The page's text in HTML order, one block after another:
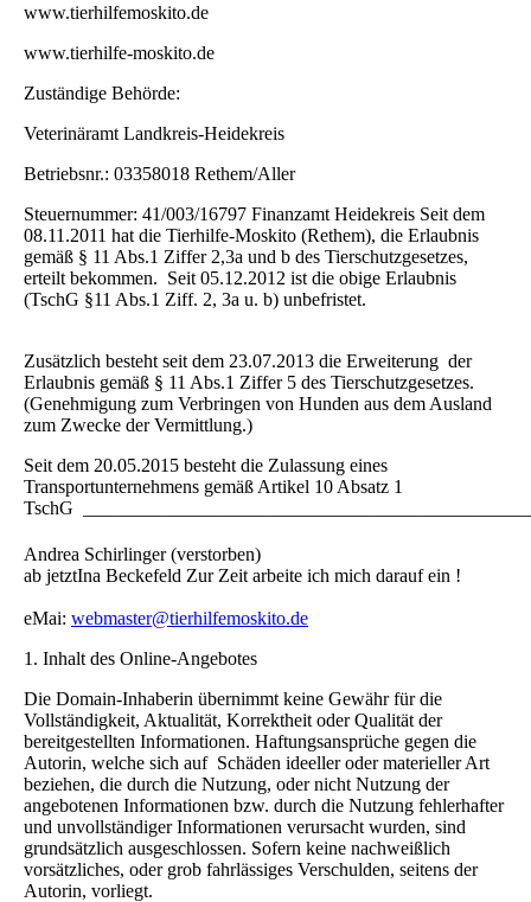
www.tierhilfemoskito.de
www.tierhilfe-moskito.de
Zuständige Behörde:
Veterinäramt Landkreis-Heidekreis
Betriebsnr.: 03358018 Rethem/Aller
Steuernummer: 41/003/16797 Finanzamt Heidekreis Seit dem
08.11.2011 hat die Tierhilfe-Moskito (Rethem), die Erlaubnis
gemäß § 11 Abs.1 Ziffer 2,3a und b des Tierschutzgesetzes,
erteilt bekommen. Seit 05.12.2012 ist die obige Erlaubnis
(TschG §11 Abs.1 Ziff. 2, 3a u. b) unbefristet.
Zusätzlich besteht seit dem 23.07.2013 die Erweiterung der
Erlaubnis gemäß § 11 Abs.1 Ziffer 5 des Tierschutzgesetzes.
(Genehmigung zum Verbringen von Hunden aus dem Ausland
zum Zwecke der Vermittlung.)
Seit dem 20.05.2015 besteht die Zulassung eines
Transportunternehmens gemäß Artikel 10 Absatz 1
TschG
Andrea Schirlinger (verstorben)
ab jetztIna Beckefeld Zur Zeit arbeite ich mich darauf ein !
eMai: webmaster@tierhilfemoskito.de
1. Inhalt des Online-Angebotes
Die Domain-Inhaberin übernimmt keine Gewähr für die
Vollständigkeit, Aktualität, Korrektheit oder Qualität der
bereitgestellten Informationen. Haftungsansprüche gegen die
Autorin, welche sich auf Schäden ideeller oder materieller Art
beziehen, die durch die Nutzung, oder nicht Nutzung der
angebotenen Informationen bzw. durch die Nutzung fehlerhafter
und unvollständiger Informationen verursacht wurden, sind
grundsätzlich ausgeschlossen. Sofern keine nachweißlich
vorsätzliches, oder grob fahrlässiges Verschulden, seitens der
Autorin, vorliegt.